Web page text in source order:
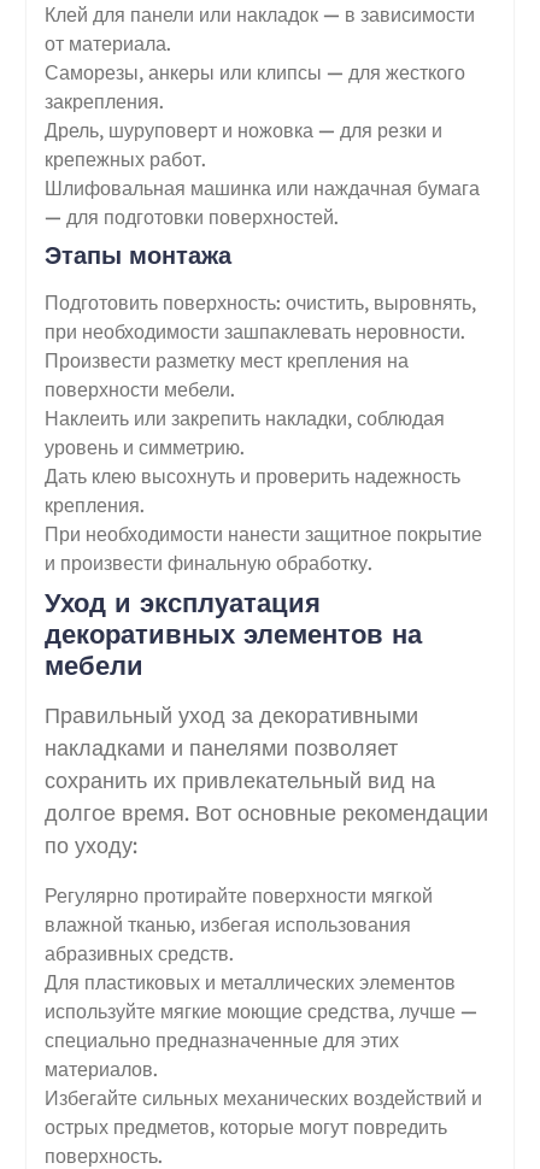
Клей для панели или накладок — в зависимости
от материала.
Саморезы, анкеры или клипсы — для жесткого
закрепления.
Дрель, шуруповерт и ножовка — для резки и
крепежных работ.
Шлифовальная машинка или наждачная бумага
— для подготовки поверхностей.
Этапы монтажа
Подготовить поверхность: очистить, выровнять,
при необходимости зашпаклевать неровности.
Произвести разметку мест крепления на
поверхности мебели.
Наклеить или закрепить накладки, соблюдая
уровень и симметрию.
Дать клею высохнуть и проверить надежность
крепления.
При необходимости нанести защитное покрытие
и произвести финальную обработку.
Уход и эксплуатация
декоративных элементов на
мебели
Правильный уход за декоративными
накладками и панелями позволяет
сохранить их привлекательный вид на
долгое время. Вот основные рекомендации
по уходу:
Регулярно протирайте поверхности мягкой
влажной тканью, избегая использования
абразивных средств.
Для пластиковых и металлических элементов
используйте мягкие моющие средства, лучше —
специально предназначенные для этих
материалов.
Избегайте сильных механических воздействий и
острых предметов, которые могут повредить
поверхность.